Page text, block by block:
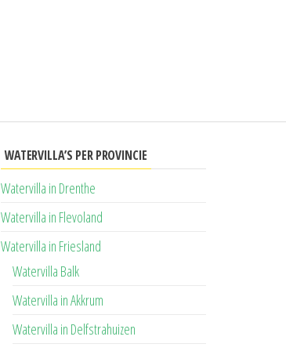
WATERVILLA’S PER PROVINCIE
Watervilla in Drenthe
Watervilla in Flevoland
Watervilla in Friesland
Watervilla Balk
Watervilla in Akkrum
Watervilla in Delfstrahuizen